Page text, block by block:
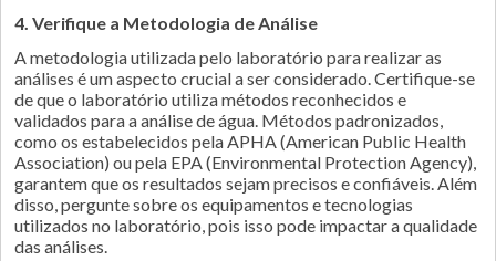
4. Verifique a Metodologia de Análise
A metodologia utilizada pelo laboratório para realizar as
análises é um aspecto crucial a ser considerado. Certifique-se
de que o laboratório utiliza métodos reconhecidos e
validados para a análise de água. Métodos padronizados,
como os estabelecidos pela APHA (American Public Health
Association) ou pela EPA (Environmental Protection Agency),
garantem que os resultados sejam precisos e confiáveis. Além
disso, pergunte sobre os equipamentos e tecnologias
utilizados no laboratório, pois isso pode impactar a qualidade
das análises.